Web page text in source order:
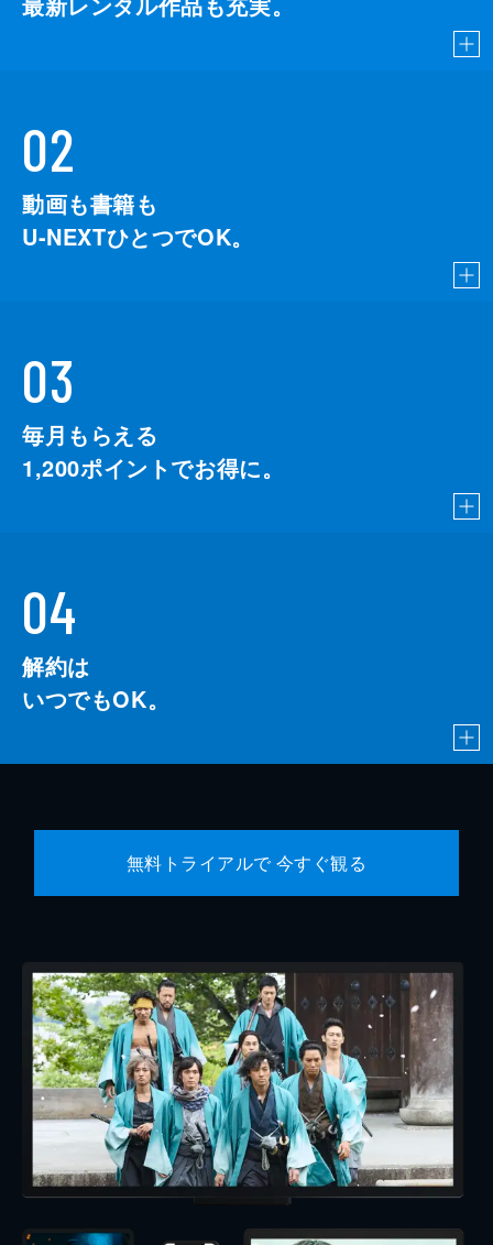
02
動画も書籍も
U-NEXTひとつでOK。
03
毎月もらえる
1,200ポイントでお得に。
04
解約は
いつでもOK。
無料トライアルで 今すぐ観る